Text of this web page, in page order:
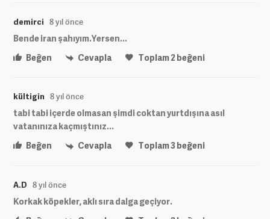
demirci 8 yıl önce
Bende iran şahıyım.Yersen...
Beğen
Cevapla Toplam2beğeni
kültigin 8 yıl önce
tabi tabi içerde olmasan şimdi coktan yurtdışına asıl
vatanınıza kaçmıştınız...
Beğen
Cevapla Toplam3beğeni
A.D 8 yıl önce
Korkak köpekler, aklı sıra dalga geçiyor.